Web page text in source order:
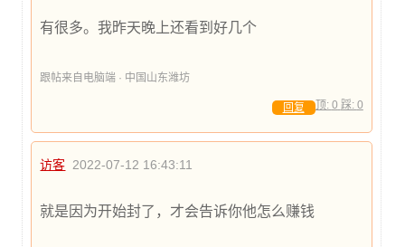
有很多。我昨天晚上还看到好几个
跟帖来自电脑端 · 中国山东潍坊
顶: 0 踩: 0
回复
访客 2022-07-12 16:43:11
就是因为开始封了，才会告诉你他怎么赚钱